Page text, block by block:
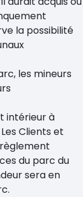
la possibilité
les mineurs
intérieur à
Les Clients et
du parc du
sera en